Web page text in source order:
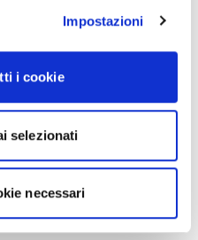
Impostazioni
i cookie
selezionati
necessari